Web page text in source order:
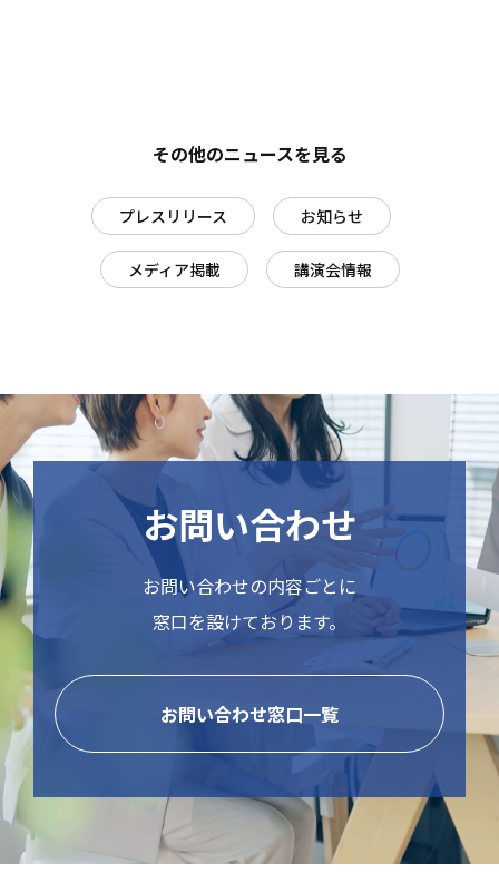
その他のニュースを見る
プレスリリース お知らせ
メディア掲載 講演会情報
お問い合わせ
お問い合わせの内容ごとに
窓口を設けております。
お問い合わせ窓口一覧